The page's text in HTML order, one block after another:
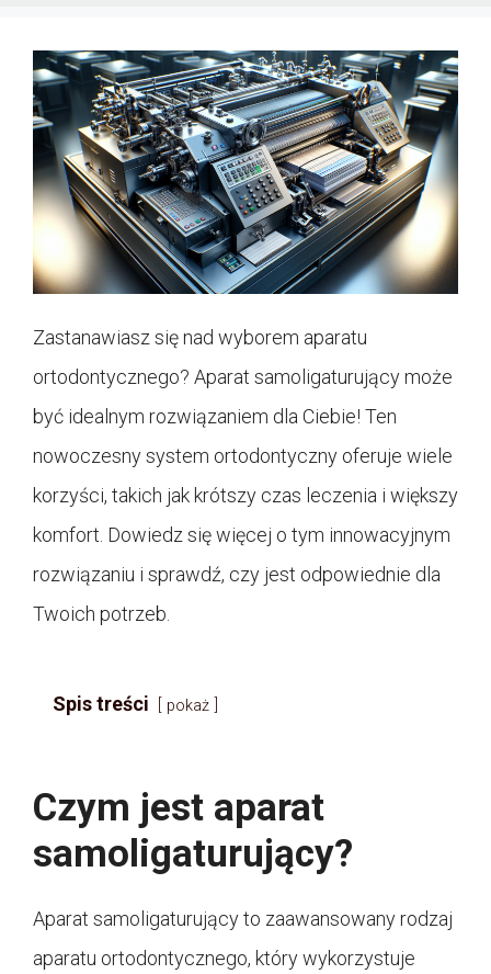
Zastanawiasz się nad wyborem aparatu
ortodontycznego? Aparat samoligaturujący może
być idealnym rozwiązaniem dla Ciebie! Ten
nowoczesny system ortodontyczny oferuje wiele
korzyści, takich jak krótszy czas leczenia i większy
komfort. Dowiedz się więcej o tym innowacyjnym
rozwiązaniu i sprawdź, czy jest odpowiednie dla
Twoich potrzeb.
Spis treści pokaż
Czym jest aparat
samoligaturujący?
Aparat samoligaturujący to zaawansowany rodzaj
aparatu ortodontycznego, który wykorzystuje